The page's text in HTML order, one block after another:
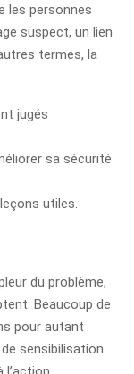
les personnes
suspect, un lien
termes, la
jugés
sa sécurité
utiles.
du problème,
Beaucoup de
pour autant
de sensibilisation